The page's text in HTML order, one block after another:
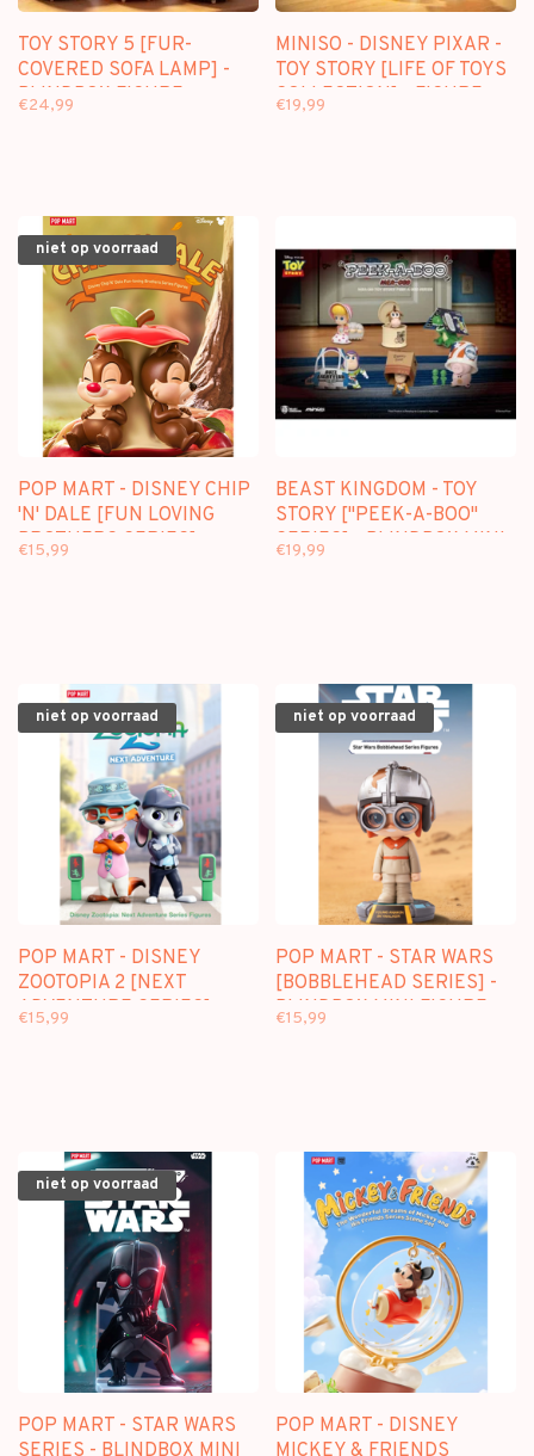
TOY STORY 5 [FUR-
COVERED SOFA LAMP] -
BLINDBOX FIGURE
€24,99
MINISO - DISNEY PIXAR -
TOY STORY [LIFE OF TOYS
COLLECTION] - FIGURE
€19,99
niet op voorraad
POP MART - DISNEY CHIP
'N' DALE [FUN LOVING
BROTHERS SERIES] -
€15,99
BEAST KINGDOM - TOY
STORY ["PEEK-A-BOO"
SERIES] - BLINDBOX MINI
€19,99
niet op voorraad
POP MART - DISNEY
ZOOTOPIA 2 [NEXT
ADVENTURE SERIES] -
€15,99
niet op voorraad
POP MART - STAR WARS
[BOBBLEHEAD SERIES] -
BLINDBOX MINI FIGURE
€15,99
niet op voorraad
POP MART - STAR WARS
SERIES - BLINDBOX MINI
POP MART - DISNEY
MICKEY & FRIENDS